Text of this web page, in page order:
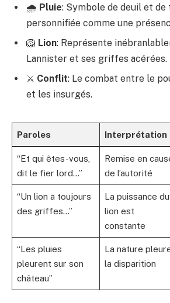
🌧️ Pluie: Symbole de deuil et de
personnifiée comme une
🦁 Lion: Représente
Lannister et ses griffes acérées.
⚔️ Conflit: Le combat entre le
et les insurgés.
Paroles Interprétation
“Et qui êtes-vous,
dit le fier lord…”
Remise en
de l’autorité
“Un lion a toujours
des griffes…”
La puissance du
lion est
constante
“Les pluies
pleurent sur son
château”
La nature
la disparition